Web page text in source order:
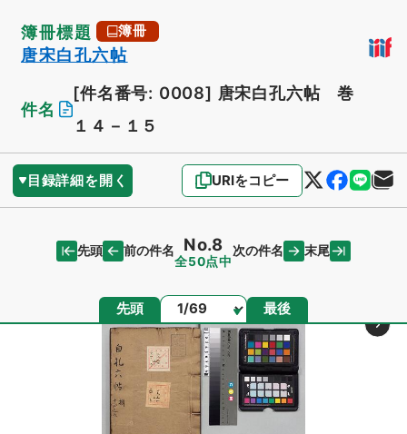
簿冊標題 簿冊
唐宋白孔六帖
件名
[件名番号: 0008] 唐宋白孔六帖 巻
１４－１５
目録詳細を開く URIをコピー
先頭 前の件名 No.8
全50点中
次の件名 末尾
先頭 ページ 最後